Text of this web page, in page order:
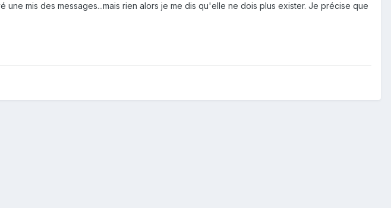
mis des messages...mais rien alors je me dis qu'elle ne dois plus exister. Je précise que